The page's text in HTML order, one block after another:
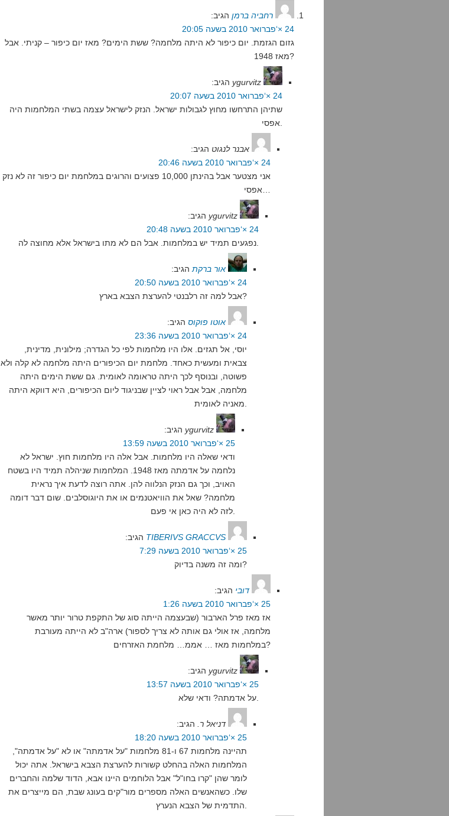
רחביה ברמן הגיב:
24 ×‘פברואר 2010 בשעה 20:05
גזום הגזמת. יום כיפור לא היתה מלחמה? ששת הימים? מאז יום כיפור – קניתי. אבל
מאז 1948?
ygurvitz הגיב:
24 ×‘פברואר 2010 בשעה 20:07
שתיהן התרחשו מחוץ לגבולות ישראל. הנזק לישראל עצמה בשתי המלחמות היה
אבנר לנגוט הגיב:
24 ×‘פברואר 2010 בשעה 20:46
אני מצטער אבל בהינתן 10,000 פצועים והרוגים במלחמת יום כיפור זה לא נזק
ygurvitz הגיב:
24 ×‘פברואר 2010 בשעה 20:48
אור ברקת הגיב:
24 ×‘פברואר 2010 בשעה 20:50
אבל למה זה רלבנטי להערצת הצבא בארץ?
אוטו פוקוס הגיב:
24 ×‘פברואר 2010 בשעה 23:36
יוסי, אל תגזים. אלו היו מלחמות לפי כל הגדרה; מילונית, מדינית,
צבאית ומעשית כאחד. מלחמת יום הכיפורים היתה מלחמה לא קלה ולא
פשוטה, ובנוסף לכך היתה טראומה לאומית. גם ששת הימים היתה
מלחמה, אבל אבל ראוי לציין שבניגוד ליום הכיפורים, היא דווקא היתה
ygurvitz הגיב:
25 ×‘פברואר 2010 בשעה 13:59
ודאי שאלה היו מלחמות. אבל אלה היו מלחמות חוץ. ישראל לא
נלחמה על אדמתה מאז 1948. המלחמות שניהלה תמיד היו בשטח
האויב, וכך גם הנזק הנלווה להן. אתה רוצה לדעת איך נראית
מלחמה? שאל את הוויאטנמים או את היוגוסלבים. שום דבר דומה
TIBERIVS GRACCVS הגיב:
25 ×‘פברואר 2010 בשעה 7:29
ומה זה משנה בדיוק?
דובי הגיב:
25 ×‘פברואר 2010 בשעה 1:26
אז מאז פרל הארבור (שבעצמה הייתה סוג של התקפת טרור יותר מאשר
מלחמה, אז אולי גם אותה לא צריך לספור) ארה"ב לא הייתה מעורבת
במלחמות מאז … אממ… מלחמת האזרחים?
ygurvitz הגיב:
25 ×‘פברואר 2010 בשעה 13:57
דניאל ר.
הגיב:
25 ×‘פברואר 2010 בשעה 18:20
תהיינה מלחמות 67 ו-81 מלחמות "על אדמתה" או לא "על אדמתה",
המלחמות האלה בהחלט קשורות להערצת הצבא בישראל. אתה יכול
לומר שהן "קרו בחו"ל" אבל הלוחמים היינו אבא, הדוד שלמה והחברים
שלו. כשהאנשים האלה מספרים מור"קים בעונג שבת, הם מייצרים את